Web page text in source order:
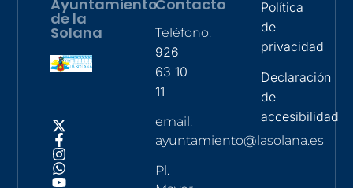
Ayuntamiento
de la
Solana
Contacto
Teléfono:
926
63 10
11
email:
ayuntamiento@lasolana.es
Pl.
Política
de
privacidad
Declaración
de
accesibilidad